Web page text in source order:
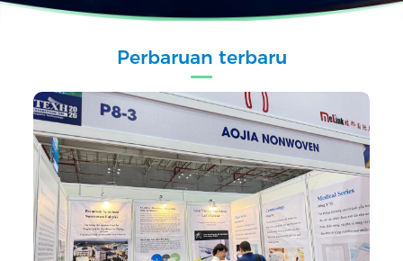
Perbaruan terbaru